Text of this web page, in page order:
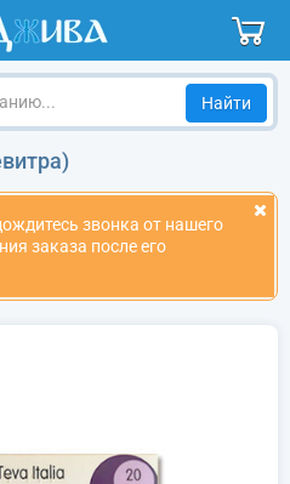
звонка от нашего
заказа после его